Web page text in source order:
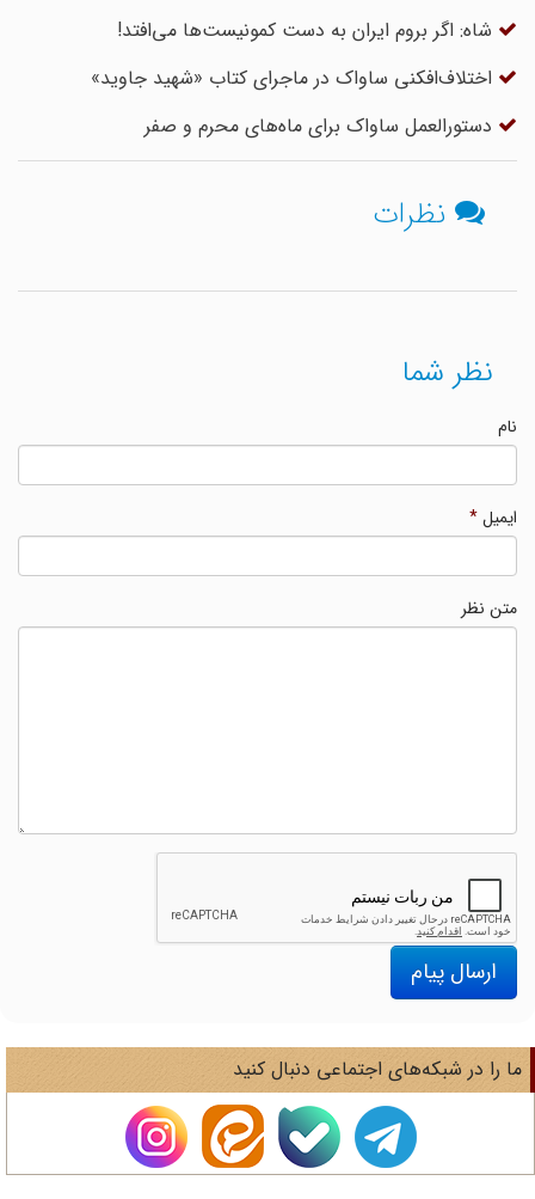
شاه: اگر بروم ایران به دست کمونیست‌ها می‌افتد!
اختلاف‌افکنی‌ ساواک در ماجرای کتاب «شهید جاوید»
دستورالعمل ساواک برای ماه‌‎های محرم و صفر
نظرات
نظر شما
ایمیل*
متن نظر
ارسال پیام
را در شبکه‌های اجتماعی دنبال کنید